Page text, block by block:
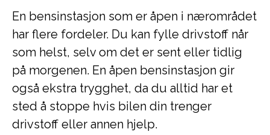
En bensinstasjon som er åpen i nærområdet
har flere fordeler. Du kan fylle drivstoff når
som helst, selv om det er sent eller tidlig
på morgenen. En åpen bensinstasjon gir
også ekstra trygghet, da du alltid har et
sted å stoppe hvis bilen din trenger
drivstoff eller annen hjelp.